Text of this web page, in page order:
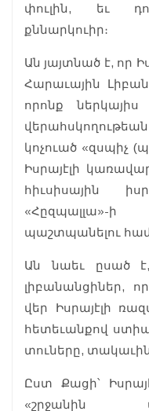
փուլին, եւ
քննարկուիր։
Ան յայտնած է, որ
Հարաւային
որոնք
կոչուած «զսպիչ
Իսրայէլի
հիւսիսային
պաշտպանելու
Ան նաեւ ըսած
լիբանանցիներ,
վեր Իսրայէլի
հետեւանքով
տուները,
Ըստ Քացի՝
«շրջանին